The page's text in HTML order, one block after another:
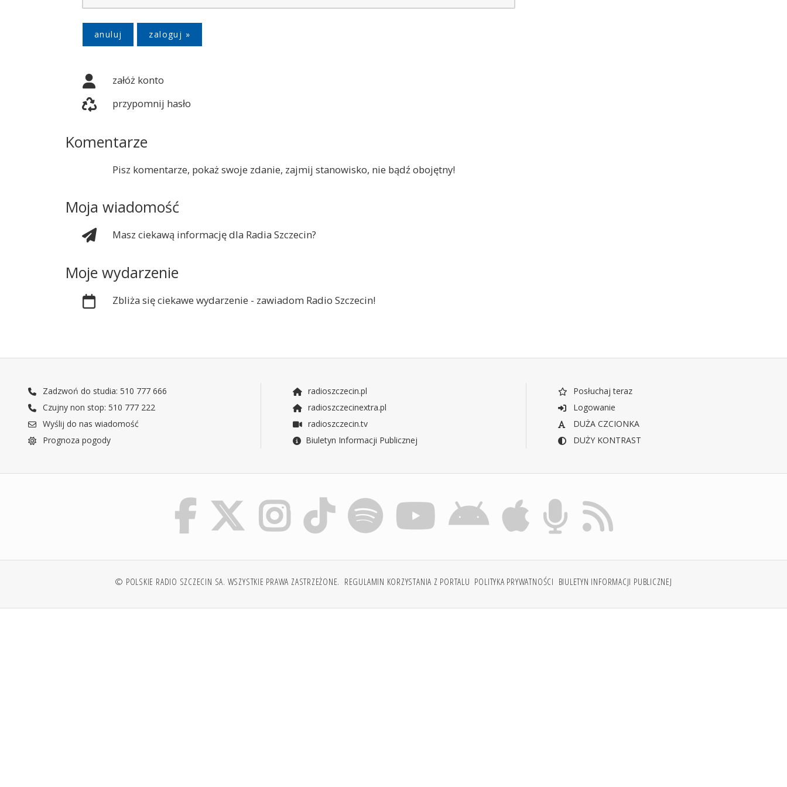
anuluj
załóż konto
przypomnij hasło
Komentarze
Pisz komentarze, pokaż swoje zdanie, zajmij stanowisko, nie bądź obojętny!
Moja wiadomość
Masz ciekawą informację dla Radia Szczecin?
Moje wydarzenie
Zbliża się ciekawe wydarzenie - zawiadom Radio Szczecin!
Zadzwoń do studia: 510 777 666
Czujny non stop: 510 777 222
Wyślij do nas wiadomość
Prognoza pogody
radioszczecin.pl
radioszczecinextra.pl
radioszczecin.tv
Biuletyn Informacji Publicznej
Posłuchaj teraz
Logowanie
DUŻA CZCIONKA
DUŻY KONTRAST
© POLSKIE RADIO SZCZECIN SA. WSZYSTKIE PRAWA ZASTRZEŻONE. REGULAMIN KORZYSTANIA Z PORTALU POLITYKA PRYWATNOŚCI BIULETYN INFORMACJI PUBLICZNEJ